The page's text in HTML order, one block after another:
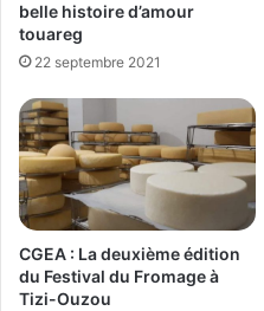
belle histoire d’amour
touareg
22 septembre 2021
CGEA : La deuxième édition
du Festival du Fromage à
Tizi-Ouzou